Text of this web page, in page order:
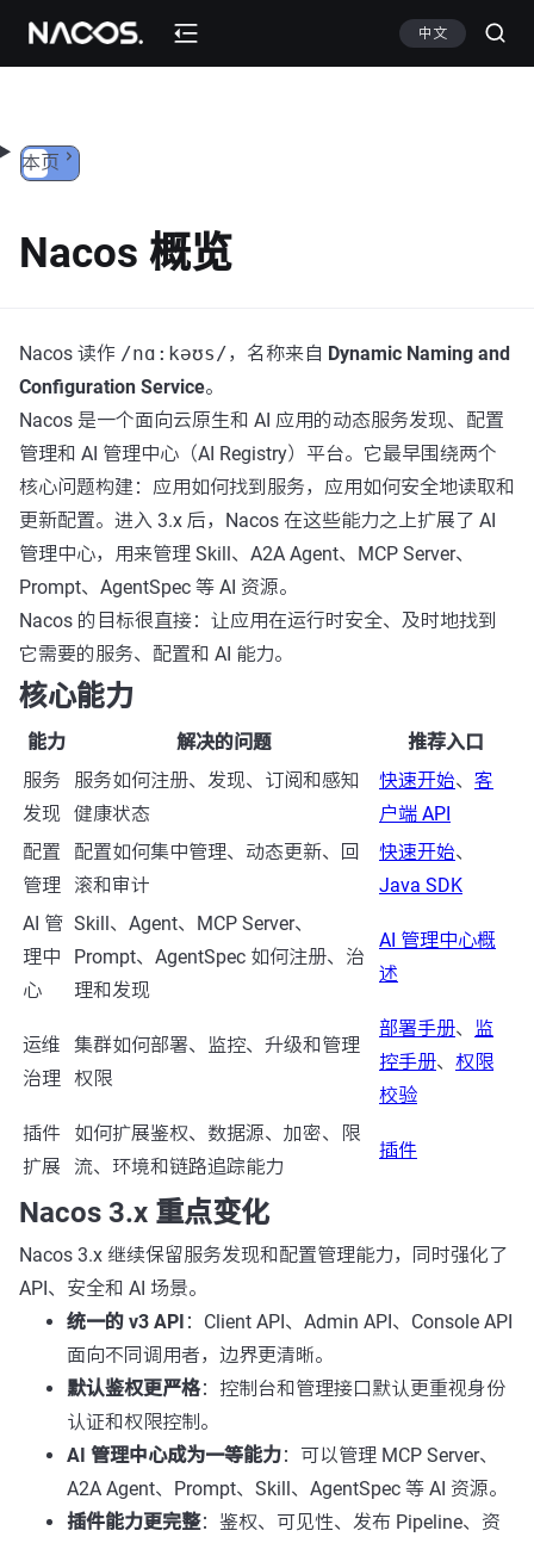
跳转到内容 中文
本页
Nacos 概览
Nacos 读作 /nɑ:kəʊs/，名称来自 Dynamic Naming and
Configuration Service。
Nacos 是一个面向云原生和 AI 应用的动态服务发现、配置
管理和 AI 管理中心（AI Registry）平台。它最早围绕两个
核心问题构建：应用如何找到服务，应用如何安全地读取和
更新配置。进入 3.x 后，Nacos 在这些能力之上扩展了 AI
管理中心，用来管理 Skill、A2A Agent、MCP Server、
Prompt、AgentSpec 等 AI 资源。
Nacos 的目标很直接：让应用在运行时安全、及时地找到
它需要的服务、配置和 AI 能力。
核心能力
能力 解决的问题
推荐入口
服务
发现
服务如何注册、发现、订阅和感知
健康状态
快速开始、 客
户端 API
配置
管理
配置如何集中管理、动态更新、回
滚和审计
快速开始、
Java SDK
AI 管
理中
心
Skill、Agent、MCP Server、
Prompt、AgentSpec 如何注册、治
理和发现
AI 管理中心概
述
运维
治理
集群如何部署、监控、升级和管理
权限
部署手册、
监
控手册、 权限
校验
插件
扩展
如何扩展鉴权、数据源、加密、限
流、环境和链路追踪能力
插件
Nacos 3.x 重点变化
Nacos 3.x 继续保留服务发现和配置管理能力，同时强化了
API、安全和 AI 场景。
统一的 v3 API ：Client API、Admin API、Console API
面向不同调用者，边界更清晰。
默认鉴权更严格：控制台和管理接口默认更重视身份
认证和权限控制。
AI 管理中心成为一等能力：可以管理 MCP Server、
A2A Agent、Prompt、Skill、AgentSpec 等 AI 资源。
插件能力更完整：鉴权、可见性、发布 Pipeline、资